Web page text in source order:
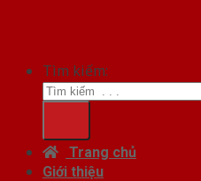
Tìm kiếm:
Trang chủ
Giới thiệu